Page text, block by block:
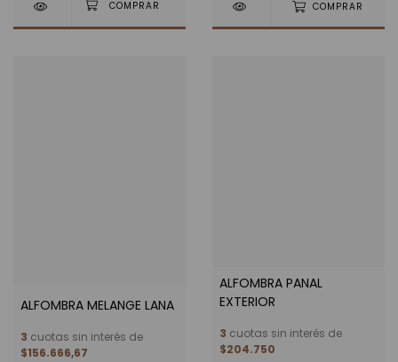
COMPRAR
ALFOMBRA MELANGE LANA
3 cuotas sin interés de
$156.666,67
ALFOMBRA PANAL
EXTERIOR
3 cuotas sin interés de
$204.750